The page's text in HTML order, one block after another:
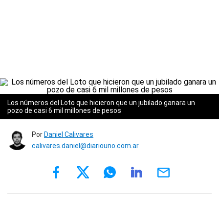
Los números del Loto que hicieron que un jubilado ganara un
pozo de casi 6 mil millones de pesos
Por Daniel Calivares
calivares.daniel@diariouno.com.ar